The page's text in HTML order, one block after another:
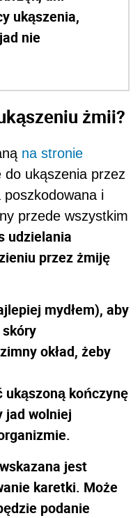
ukąszenia,
nie
żmii?
na stronie
do ukąszenia przez
i
przede wszystkim
udzielania
przez żmiję
mydłem), aby
okład, żeby
kończynę
jad wolniej
jest
karetki. Może
podanie